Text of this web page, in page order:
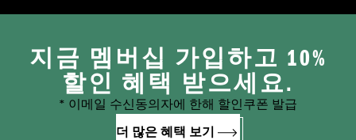
지금 멤버십 가입하고 10%
할인 혜택 받으세요.
* 이메일 수신동의자에 한해 할인쿠폰 발급
더 많은 혜택 보기